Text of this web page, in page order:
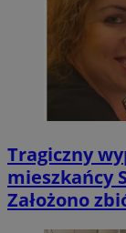
Tragiczny
mieszkańcy
Założono